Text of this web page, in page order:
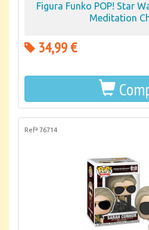
Figura Funko POP! Star
Meditation
34,99 €
Refª 76714